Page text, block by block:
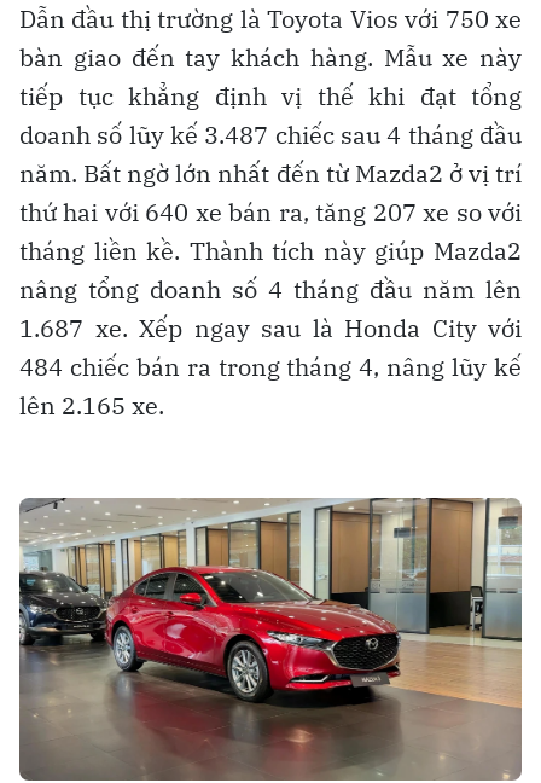
Dẫn đầu thị trường là Toyota Vios với 750 xe
bàn giao đến tay khách hàng. Mẫu xe này
tiếp tục khẳng định vị thế khi đạt tổng
doanh số lũy kế 3.487 chiếc sau 4 tháng đầu
năm. Bất ngờ lớn nhất đến từ Mazda2 ở vị trí
thứ hai với 640 xe bán ra, tăng 207 xe so với
tháng liền kề. Thành tích này giúp Mazda2
nâng tổng doanh số 4 tháng đầu năm lên
1.687 xe. Xếp ngay sau là Honda City với
484 chiếc bán ra trong tháng 4, nâng lũy kế
lên 2.165 xe.